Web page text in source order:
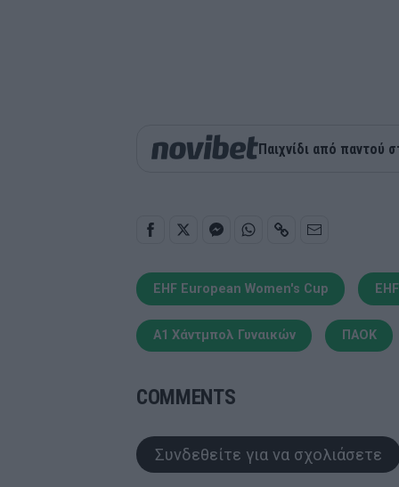
Παιχνίδι από παντού
EHF European Women's Cup
Α1 Χάντμπολ Γυναικών ΠΑΟΚ
COMMENTS
Συνδεθείτε για να σχολιάσετε